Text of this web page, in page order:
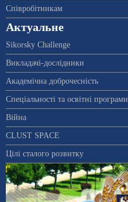
Співробітникам
Актуальне
Sikorsky Challenge
Викладачі-дослідники
Академічна доброчесність
Спеціальності та освітні програми
Війна
CLUST SPACE
Цілі сталого розвитку